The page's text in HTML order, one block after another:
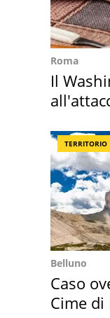
Roma
Il
TERRITORIO
Belluno
Caso
Cime di